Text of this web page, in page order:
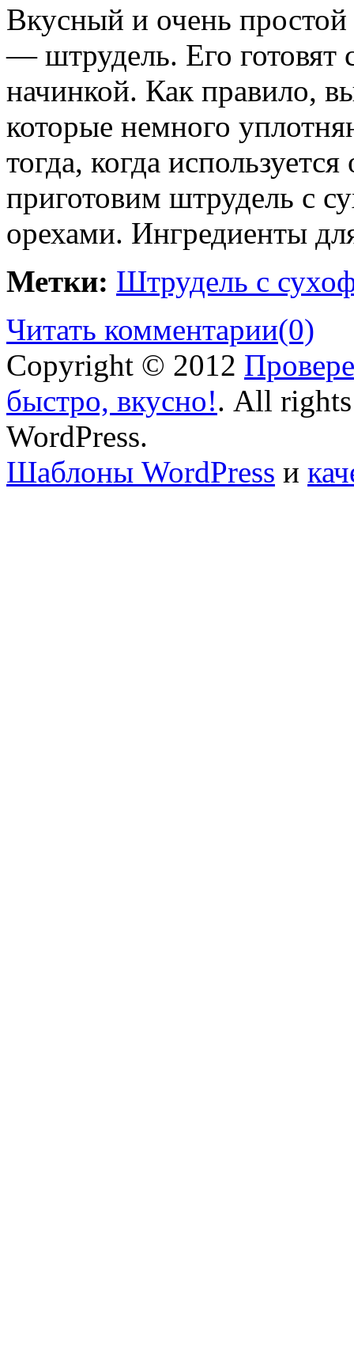
Вкусный и очень простой
— штрудель. Его готовят
начинкой. Как правило,
которые немного
тогда, когда
приготовим штрудель с
орехами. Ингредиенты
Метки: Штрудель с
Читать комментарии(0)
Copyright © 2012
быстро, вкусно!. All rights
WordPress.
Шаблоны WordPress и